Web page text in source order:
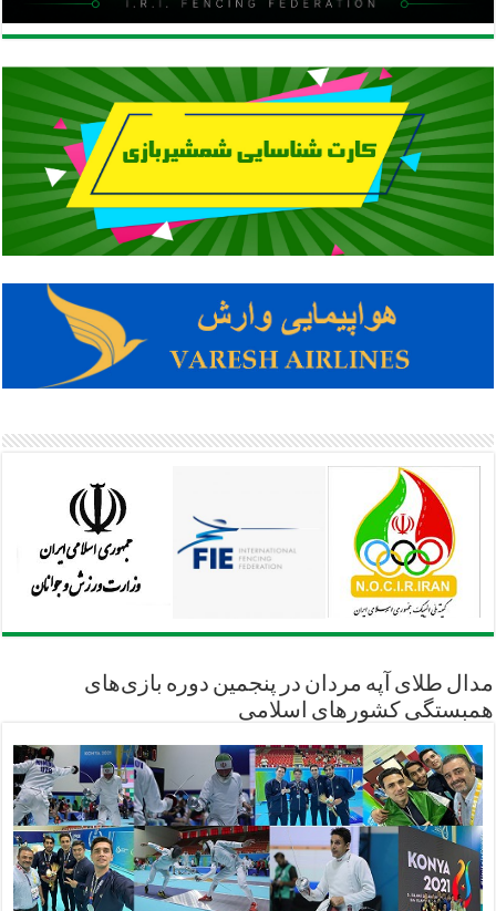
مدال طلای آپه مردان در پنجمین دوره بازی‌های
همبستگی کشورهای اسلامی